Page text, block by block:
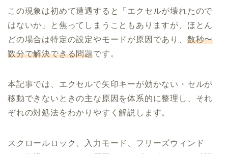
この現象は初めて遭遇すると「エクセルが壊れたので
はないか」と焦ってしまうこともありますが、ほとん
どの場合は特定の設定やモードが原因であり、 数秒〜
数分で解決できる問題です。
本記事では、エクセルで矢印キーが効かない・セルが
移動できないときの主な原因を体系的に整理し、それ
ぞれの対処法をわかりやすく解説します。
スクロールロック、入力モード、フリーズウィンド